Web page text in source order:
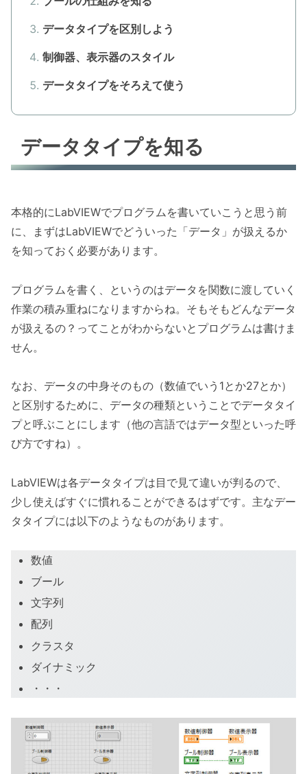
データタイプを区別しよう
制御器、表示器のスタイル
データタイプをそろえて使う
データタイプを知る
本格的にLabVIEWでプログラムを書いていこうと思う前
に、まずはLabVIEWでどういった「データ」が扱えるか
を知っておく必要があります。
プログラムを書く、というのはデータを関数に渡していく
作業の積み重ねになりますからね。そもそもどんなデータ
が扱えるの？ってことがわからないとプログラムは書けま
せん。
なお、データの中身そのもの（数値でいう1とか27とか）
と区別するために、データの種類ということでデータタイ
プと呼ぶことにします（他の言語ではデータ型といった呼
び方ですね）。
LabVIEWは各データタイプは目で見て違いが判るので、
少し使えばすぐに慣れることができるはずです。主なデー
タタイプには以下のようなものがあります。
数値
ブール
文字列
配列
クラスタ
ダイナミック
・・・